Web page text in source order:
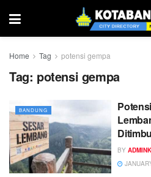
Home Tag potensi gempa
Tag: potensi gempa
BANDUNG
BY